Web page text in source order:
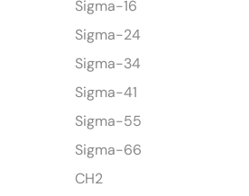
Sigma-16
Sigma-24
Sigma-34
Sigma-41
Sigma-55
Sigma-66
CH2